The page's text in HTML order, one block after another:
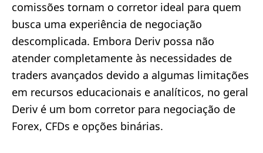
comissões tornam o corretor ideal para quem
busca uma experiência de negociação
descomplicada. Embora Deriv possa não
atender completamente às necessidades de
traders avançados devido a algumas limitações
em recursos educacionais e analíticos, no geral
Deriv é um bom corretor para negociação de
Forex, CFDs e opções binárias.